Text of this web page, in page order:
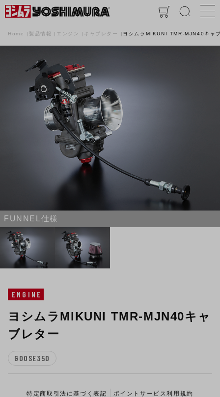
Home 製品情報 エンジン キャブレター ヨシムラMIKUNI TMR-MJN40キャ
FUNNEL仕様
ENGINE
ヨシムラMIKUNI TMR-MJN40キャ
ブレター
GOOSE350
特定商取引法に基づく表記 ポイントサービス利用規約